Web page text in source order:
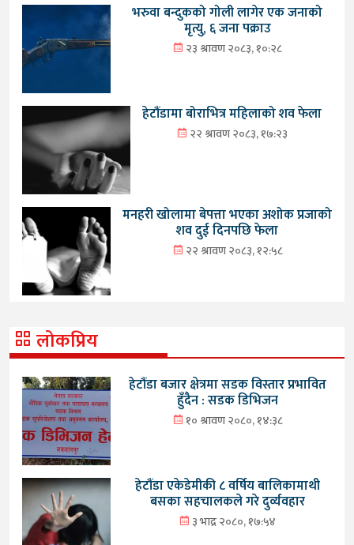
भरुवा बन्दुकको गोली लागेर एक जनाको
मृत्यु, ६ जना पक्राउ
२३ श्रावण २०८३, १०:२८
हेटौंडामा बोराभित्र महिलाको शव फेला
२२ श्रावण २०८३, १७:२३
मनहरी खोलामा बेपत्ता भएका अशोक प्रजाको
शव दुई दिनपछि फेला
२२ श्रावण २०८३, १२:५८
लोकप्रिय
हेटौंडा बजार क्षेत्रमा सडक विस्तार प्रभावित
हुँदैन : सडक डिभिजन
१० श्रावण २०८०, १४:३८
हेटौंडा एकेडेमीकी ८ वर्षिय बालिकामाथी
बसका सहचालकले गरे दुर्व्यवहार
३ भाद्र २०८०, १७:५४